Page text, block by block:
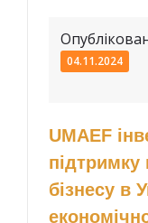
04.11.2024
UMAEF
підтримку
бізнесу в